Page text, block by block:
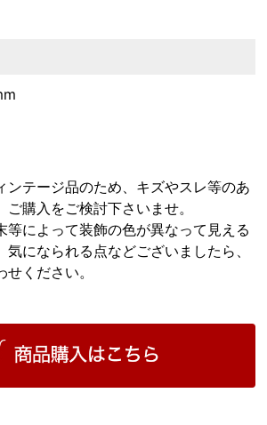
ンテージ品のため、キズやスレ等のあ
購入をご検討下さいませ。
等によって装飾の色が異なって見える
気になられる点などございましたら、
ください。